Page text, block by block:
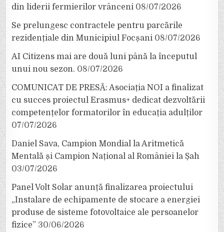
din liderii fermierilor vrânceni 08/07/2026
Se prelungesc contractele pentru parcările
rezidențiale din Municipiul Focșani 08/07/2026
AI Citizens mai are două luni până la începutul
unui nou sezon. 08/07/2026
COMUNICAT DE PRESĂ: Asociația NOI a finalizat
cu succes proiectul Erasmus+ dedicat dezvoltării
competențelor formatorilor în educația adulților
07/07/2026
Daniel Sava, Campion Mondial la Aritmetică
Mentală și Campion Național al României la Șah
03/07/2026
Panel Volt Solar anunță finalizarea proiectului
„Instalare de echipamente de stocare a energiei
produse de sisteme fotovoltaice ale persoanelor
fizice” 30/06/2026